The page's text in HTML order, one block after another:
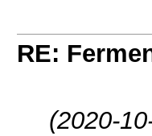
RE:
(2020-